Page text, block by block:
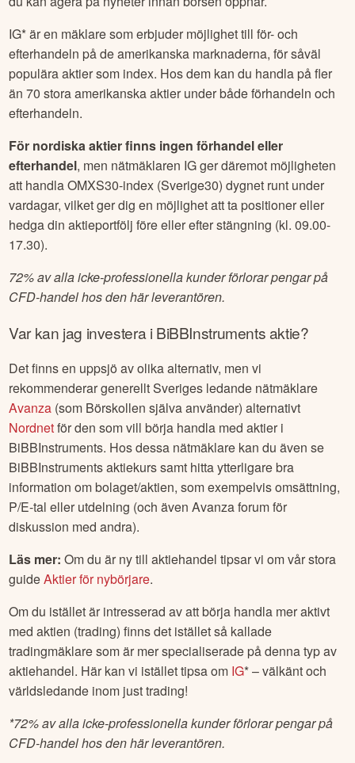
IG* är en mäklare som erbjuder möjlighet till för- och
efterhandeln på de amerikanska marknaderna, för såväl
populära aktier som index. Hos dem kan du handla på fler
än 70 stora amerikanska aktier under både förhandeln och
efterhandeln.
För nordiska aktier finns ingen förhandel eller
efterhandel, men nätmäklaren IG ger däremot möjligheten
att handla OMXS30-index (Sverige30) dygnet runt under
vardagar, vilket ger dig en möjlighet att ta positioner eller
hedga din aktieportfölj före eller efter stängning (kl. 09.00-
17.30).
72% av alla icke-professionella kunder förlorar pengar på
CFD-handel hos den här leverantören.
Var kan jag investera iBiBBInstrumentsaktie?
Det finns en uppsjö av olika alternativ, men vi
rekommenderar generellt Sveriges ledande nätmäklare
Avanza (som Börskollen själva använder) alternativt
Nordnetför den som vill börja handla med aktier i
BiBBInstruments. Hos dessa nätmäklare kan du även se
BiBBInstrumentsaktiekurs samt hitta ytterligare bra
information om bolaget/aktien, som exempelvis omsättning,
P/E-tal eller utdelning (och även Avanza forum för
diskussion med andra).
Läs mer: Om du är ny till aktiehandel tipsar vi om vår stora
guideAktier för nybörjare.
Om du istället är intresserad av att börja handla mer aktivt
med aktien (trading) finns det istället så kallade
tradingmäklare som är mer specialiserade på denna typ av
aktiehandel. Här kan vi istället tipsa om IG* – välkänt och
världsledande inom just trading!
*72% av alla icke-professionella kunder förlorar pengar på
CFD-handel hos den här leverantören.